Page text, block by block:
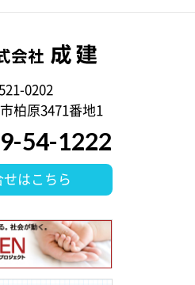
0202
柏原3471番地1
54-1222
せはこちら